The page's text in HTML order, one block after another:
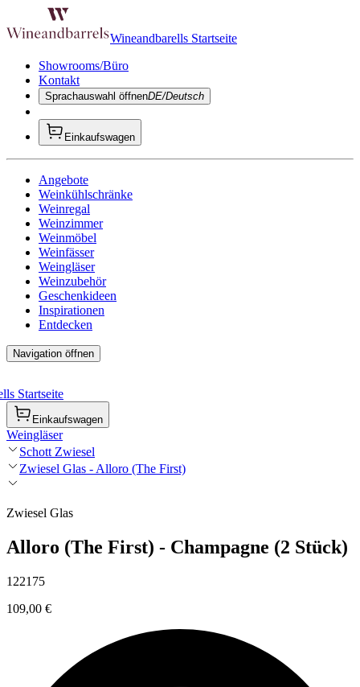
Wineandbarells Startseite
Showrooms/Büro
Kontakt
Sprachauswahl öffnenDE/Deutsch
Einkaufswagen
Angebote
Weinkühlschränke
Weinregal
Weinzimmer
Weinmöbel
Weinfässer
Weingläser
Weinzubehör
Geschenkideen
Inspirationen
Entdecken
Navigation öffnen
Startseite
Einkaufswagen
Weingläser
Schott Zwiesel
Zwiesel Glas - Alloro (The First)
Zwiesel Glas
Alloro (The First) - Champagne (2 Stück)
122175
109,00 €